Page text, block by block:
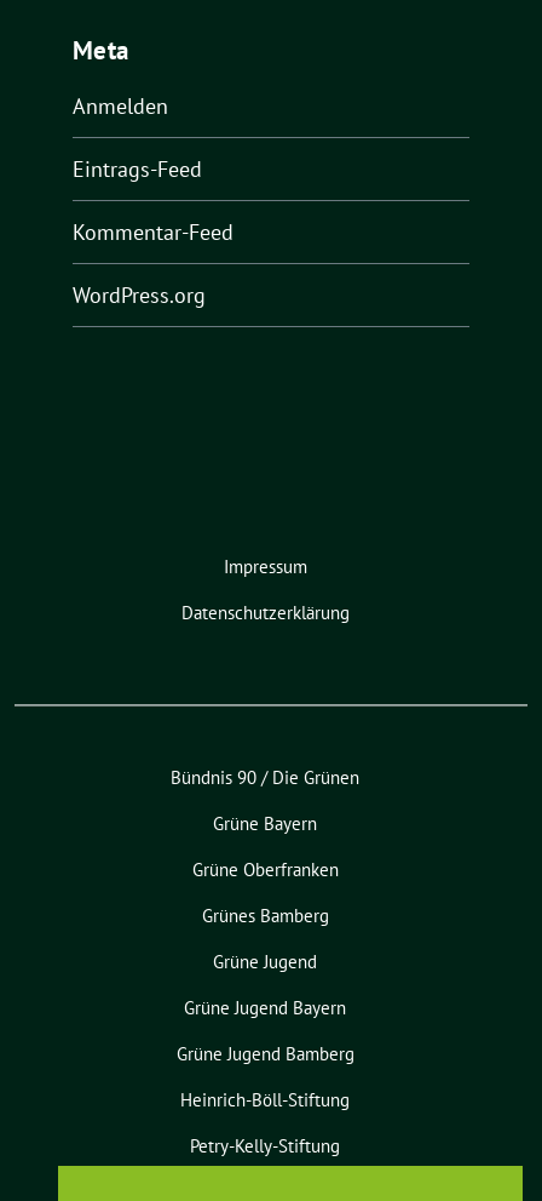
Meta
Anmelden
Eintrags-Feed
Kommentar-Feed
WordPress.org
Impressum
Datenschutzerklärung
Bündnis 90 / Die Grünen
Grüne Bayern
Grüne Oberfranken
Grünes Bamberg
Grüne Jugend
Grüne Jugend Bayern
Grüne Jugend Bamberg
Heinrich-Böll-Stiftung
Petry-Kelly-Stiftung